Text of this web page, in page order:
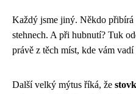
Každý jsme jiný. Někdo přibírá
stehnech. A při hubnutí? Tuk
právě z těch míst, kde vám
Další velký mýtus říká, že